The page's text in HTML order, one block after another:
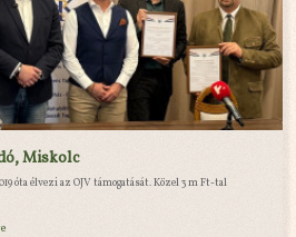
Miskolc
óta élvezi az OJV támogatását. Közel 3 m Ft-tal